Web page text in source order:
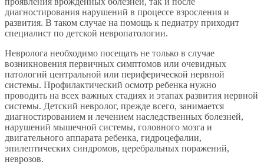
диагностирования нарушений в процессе взросления и
развития. В таком случае на помощь к педиатру приходит
специалист по детской невропатологии.
Невролога необходимо посещать не только в случае
возникновения первичных симптомов или очевидных
патологий центральной или периферической нервной
системы. Профилактический осмотр ребенка нужно
проводить на всех важных стадиях и этапах развития нервной
системы. Детский невролог, прежде всего, занимается
диагностированием и лечением наследственных болезней,
нарушений мышечной системы, головного мозга и
двигательного аппарата ребенка, гидроцефалии,
эпилептических синдромов, церебральных поражений,
неврозов.